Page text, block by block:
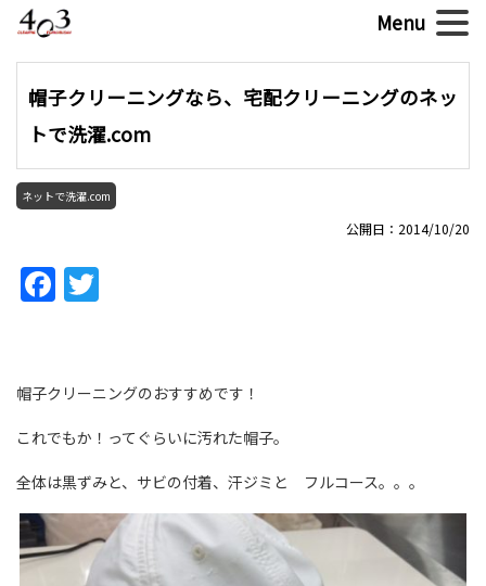
帽子クリーニングなら、宅配クリーニングのネッ
トで洗濯.com
ネットで洗濯.com
公開日：2014/10/20
Facebook
帽子クリーニングのおすすめです！
これでもか！ってぐらいに汚れた帽子。
全体は黒ずみと、サビの付着、汗ジミと フルコース。。。